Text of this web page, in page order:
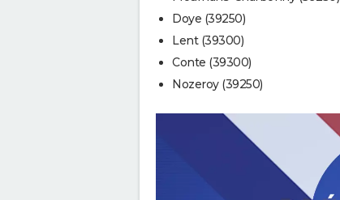
Doye (39250)
Lent (39300)
Conte (39300)
Nozeroy (39250)